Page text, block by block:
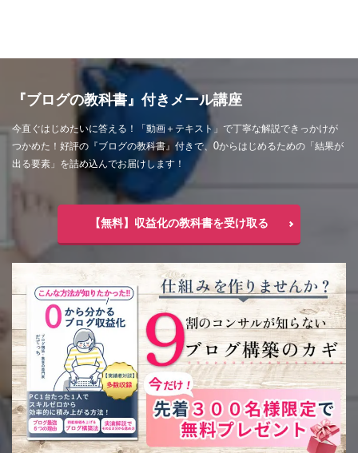
『ブログの教科書』付きメール講座
今直ぐはじめたいに答える！「動画＋テキスト」で丁寧な解説できっかけが
つかめた！好評の『ブログの教科書』付きで、0からはじめるための「結果が
出る要素」を詰め込んでお届けします！
【無料】収益化の教科書を受け取る